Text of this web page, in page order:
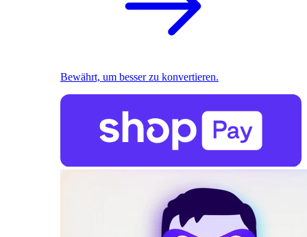
Bewährt, um besser zu konvertieren.